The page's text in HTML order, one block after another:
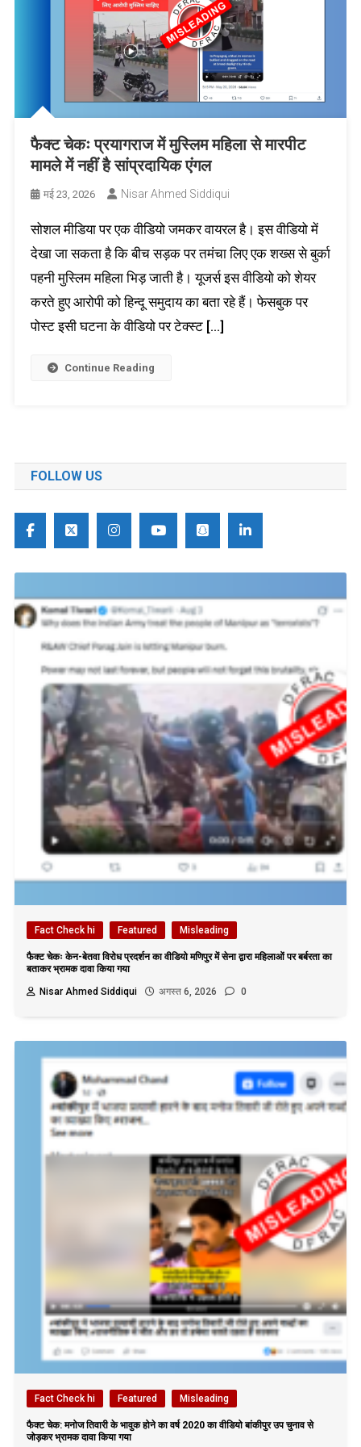
फैक्ट चेकः प्रयागराज में मुस्लिम महिला से मारपीट
मामले में नहीं है सांप्रदायिक एंगल
मई 23, 2026 Nisar Ahmed Siddiqui
सोशल मीडिया पर एक वीडियो जमकर वायरल है। इस वीडियो में
देखा जा सकता है कि बीच सड़क पर तमंचा लिए एक शख्स से बुर्का
पहनी मुस्लिम महिला भिड़ जाती है। यूजर्स इस वीडियो को शेयर
करते हुए आरोपी को हिन्दू समुदाय का बता रहे हैं। फेसबुक पर
पोस्ट इसी घटना के वीडियो पर टेक्स्ट […]
Continue Reading
FOLLOW US
Fact Check hi Featured Misleading
फैक्ट चेकः केन-बेतवा विरोध प्रदर्शन का वीडियो मणिपुर में सेना द्वारा महिलाओं पर बर्बरता का
बताकर भ्रामक दावा किया गया
Nisar Ahmed Siddiqui
अगस्त 6, 2026 0
Fact Check hi Featured Misleading
फैक्ट चेक: मनोज तिवारी के भावुक होने का वर्ष 2020 का वीडियो बांकीपुर उप चुनाव से
जोड़कर भ्रामक दावा किया गया